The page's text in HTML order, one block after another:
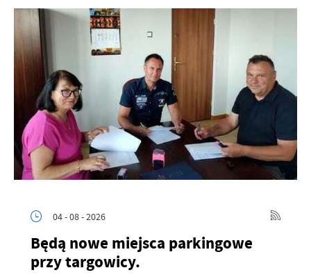
04 - 08 - 2026
Będą nowe miejsca parkingowe
przy targowicy.